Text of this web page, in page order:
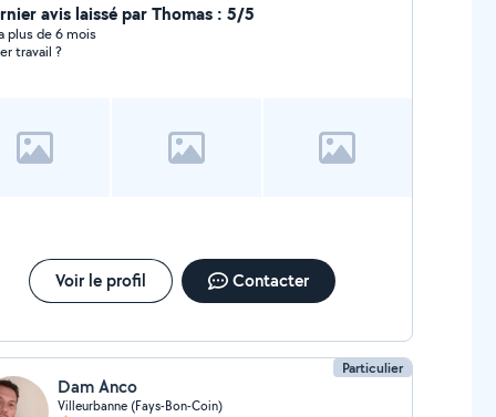
: meuble , électroménager, carton ,
cave et maison que ce soit ascenseur ou
avis laissé par Thomas : 5/5
plus de 6 mois
travail ?
Voir le profil Contacter
Particulier
Dam Anco
Villeurbanne (Fays-Bon-Coin)